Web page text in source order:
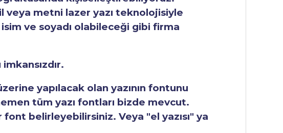
metni lazer yazı teknolojisiyle
ve soyadı olabileceği gibi firma
yapılacak olan yazının fontunu
tüm yazı fontları bizde mevcut.
belirleyebilirsiniz. Veya "el yazısı" ya